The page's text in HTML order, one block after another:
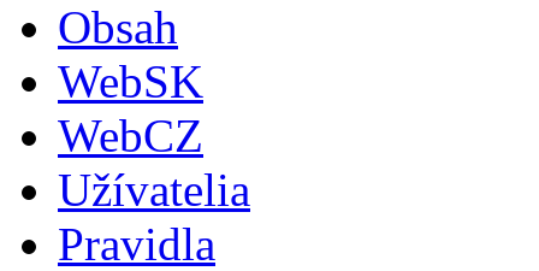
Obsah
WebSK
WebCZ
Užívatelia
Pravidla